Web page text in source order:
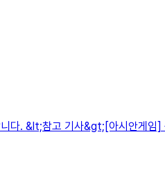
다. &lt;참고 기사&gt;[아시안게